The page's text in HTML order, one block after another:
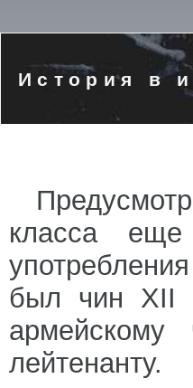
История в
класса
был чин XII
лейтенанту.